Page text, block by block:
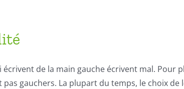
de la main gauche écrivent mal. Pour
pas gauchers. La plupart du temps, le choix